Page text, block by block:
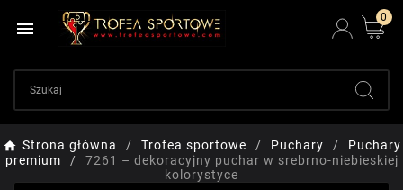

0
Strona główna Trofea sportowe Puchary
Puchary
premium
7261 – dekoracyjny puchar w srebrno-niebieskiej
kolorystyce